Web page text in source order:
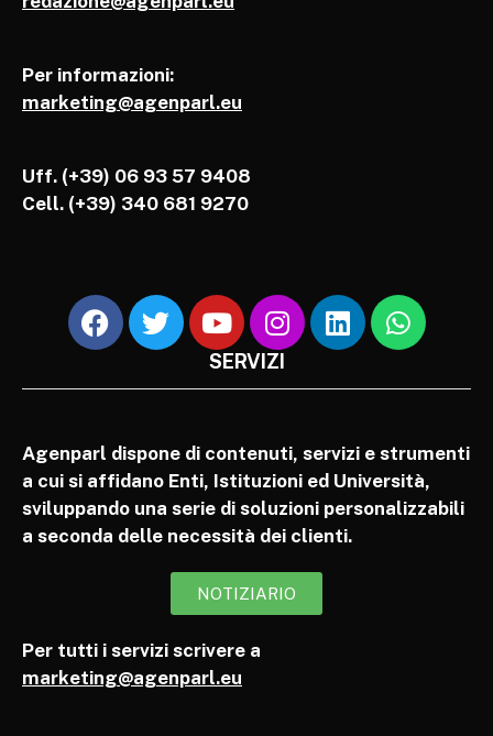
Per informazioni:
marketing@agenparl.eu
Uff. (+39) 06 93 57 9408
Cell. (+39) 340 681 9270
SERVIZI
Agenparl dispone di contenuti, servizi e strumenti
a cui si affidano Enti, Istituzioni ed Università,
sviluppando una serie di soluzioni personalizzabili
a seconda delle necessità dei clienti.
NOTIZIARIO
Per tutti i servizi scrivere a
marketing@agenparl.eu